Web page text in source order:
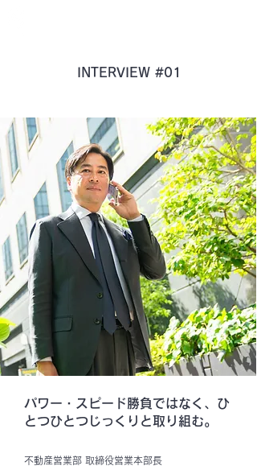
INTERVIEW #01
パワー・スピード勝負ではなく、ひ
とつひとつじっくりと取り組む。
不動産営業部 取締役営業本部長